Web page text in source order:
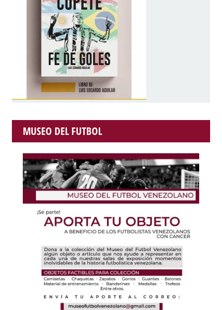
MUSEO DEL FUTBOL